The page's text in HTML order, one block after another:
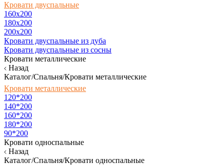
Кровати двуспальные
160х200
180x200
200x200
Кровати двуспальные из дуба
Кровати двуспальные из сосны
Кровати металлические
Назад
Каталог/Спальня/Кровати металлические
Кровати металлические
120*200
140*200
160*200
180*200
90*200
Кровати односпальные
Назад
Каталог/Спальня/Кровати односпальные